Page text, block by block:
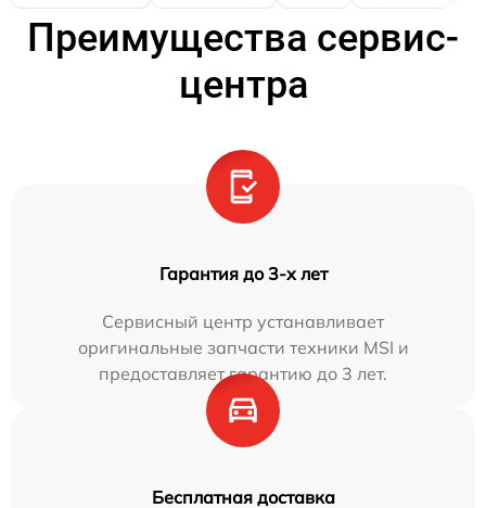
Преимущества сервис-
центра
Гарантия до 3-х лет
Сервисный центр устанавливает
оригинальные запчасти техники MSI и
предоставляет гарантию до 3 лет.
Бесплатная доставка